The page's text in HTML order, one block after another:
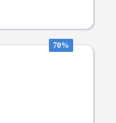
70%